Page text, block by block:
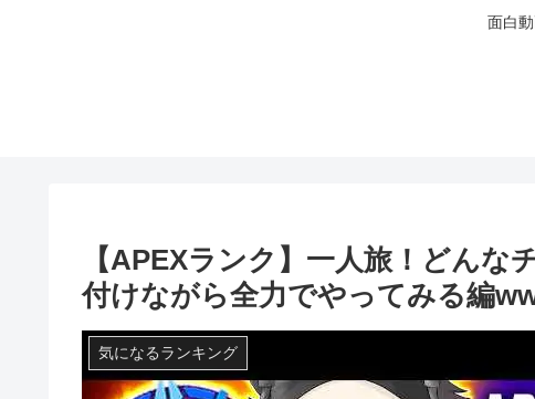
面白
【APEXランク】一人旅！どん
付けながら全力でやってみる編
気になるランキング